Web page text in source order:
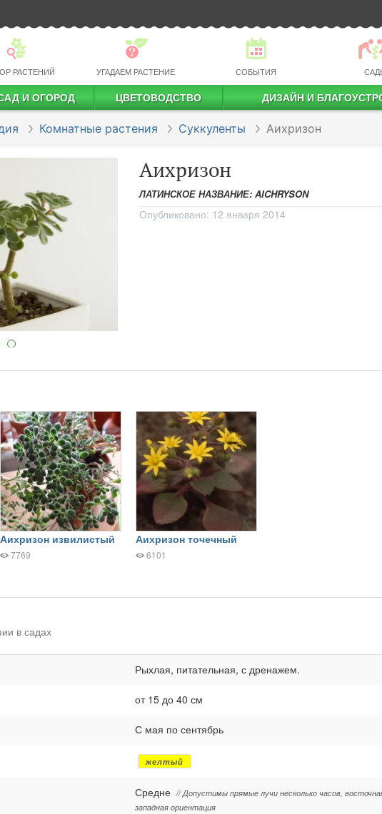
РАСТЕНИЙ УГАДАЕМ РАСТЕНИЕ СОБЫТИЯ
И ОГОРОД ЦВЕТОВОДСТВО ДИЗАЙН И
Комнатные растения Суккуленты Аихризон
Аихризон
ЛАТИНСКОЕ НАЗВАНИЕ: AICHRYSON
Опубликовано: 12 января 2014
Аихризон извилистый
7769
Аихризон точечный
6101
в садах
Рыхлая, питательная, с дренажем.
от 15 до 40 см
С мая по сентябрь
желтый
Средне // Допустимы прямые лучи несколько часов,
западная ориентация